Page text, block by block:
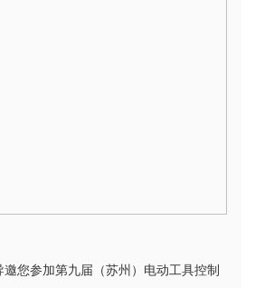
邀您参加第九届（苏州）电动工具控制